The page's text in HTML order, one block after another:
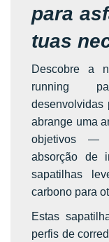
para
tuas
Descobre a
running
desenvolvidas
abrange uma
objetivos —
absorção de
sapatilhas
carbono para
Estas
perfis de